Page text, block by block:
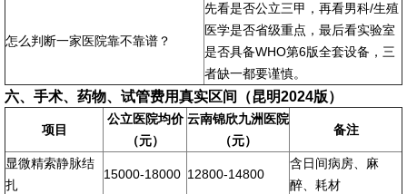
怎么判断一家医院靠不靠谱？
先看是否公立三甲，再看男科/生殖
医学是否省级重点，最后看实验室
是否具备WHO第6版全套设备，三
者缺一都要谨慎。
六、手术、药物、试管费用真实区间（昆明2024版）
项目
公立医院均价
（元）
云南锦欣九洲医院
（元）
备注
显微精索静脉结
扎
15000-18000 12800-14800
含日间病房、麻
醉、耗材